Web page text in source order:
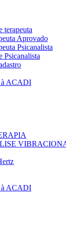
terapeuta
Aprovado
Psicanalista
Psicanalista
à ACADI
à ACADI